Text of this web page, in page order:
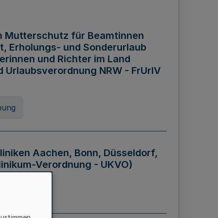
Mutterschutz für Beamtinnen
Erholungs- und Sonderurlaub
und Richter im Land
NRW - FrUrlV
Aachen, Bonn, Düsseldorf,
Verordnung - UKVO)